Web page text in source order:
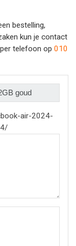
bestelling,
kun je contact
telefoon op 010
air-2024-